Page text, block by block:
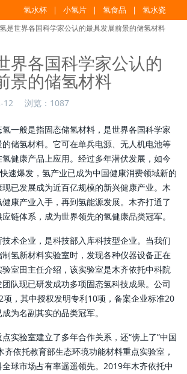
氢水杯 小氢片 氢食品 氢水瓷
是世界各国科学家公认的最具发展前景的储氢材料
界各国科学家公认的
景的储氢材料
12 浏览： 1087
一般是指固态储氢材料，是世界各国科学家
储氢材料。它可在单兵电源、无人机电池等
健康产品上应用。经过多年潜伏发展，如今
速爆发，氢产业已成为中国健康消费领域新的
已发展成为近百亿规模的新兴健康产业。木
康产业入手，再到氢能源发展。木齐打通了
链体系，成为世界领先的氢健康品类冠军。
术企业，是科技部入库科技型企业。当我们
氢新材料实验室时，发现各种仪器设备正在
室田主任介绍，该实验室是木齐依托中科院
队现已研发成功多项固态氢科技成果。公司
，其中授权发明专利10项，备案企业标准20
为名副其实的品类冠军。
实验室建立了多年合作关系，还“傍上了”中国
依托教育部生态环境功能材料重点实验室，
球市场占有率遥遥领先。2019年木齐依托中